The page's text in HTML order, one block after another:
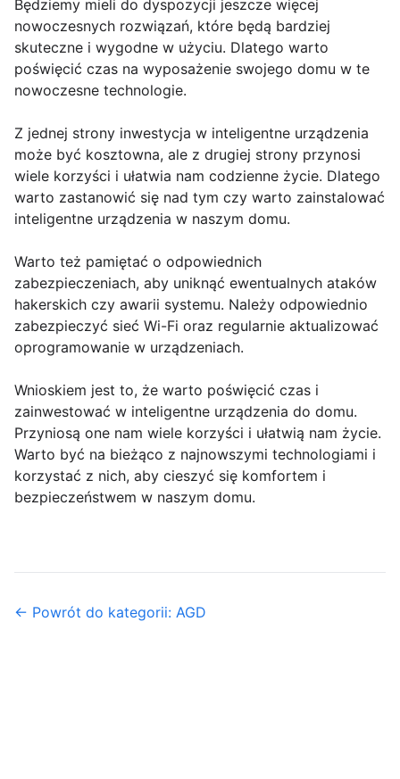
Będziemy mieli do dyspozycji jeszcze więcej
nowoczesnych rozwiązań, które będą bardziej
skuteczne i wygodne w użyciu. Dlatego warto
poświęcić czas na wyposażenie swojego domu w te
nowoczesne technologie.
Z jednej strony inwestycja w inteligentne urządzenia
może być kosztowna, ale z drugiej strony przynosi
wiele korzyści i ułatwia nam codzienne życie. Dlatego
warto zastanowić się nad tym czy warto zainstalować
inteligentne urządzenia w naszym domu.
Warto też pamiętać o odpowiednich
zabezpieczeniach, aby uniknąć ewentualnych ataków
hakerskich czy awarii systemu. Należy odpowiednio
zabezpieczyć sieć Wi-Fi oraz regularnie aktualizować
oprogramowanie w urządzeniach.
Wnioskiem jest to, że warto poświęcić czas i
zainwestować w inteligentne urządzenia do domu.
Przyniosą one nam wiele korzyści i ułatwią nam życie.
Warto być na bieżąco z najnowszymi technologiami i
korzystać z nich, aby cieszyć się komfortem i
bezpieczeństwem w naszym domu.
← Powrót do kategorii: AGD